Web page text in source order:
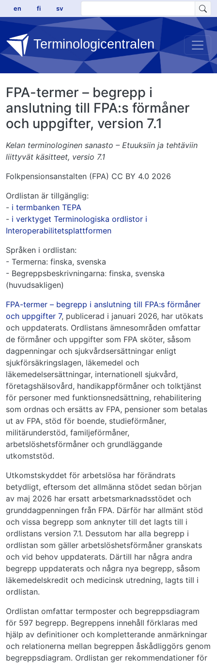
Hoppa till huvudinnehåll
en fi sv
Terminologicentralen
FPA-termer – begrepp i
anslutning till FPA:s förmåner
och uppgifter, version 7.1
Kelan terminologinen sanasto – Etuuksiin ja tehtäviin
liittyvät käsitteet, versio 7.1
Folkpensionsanstalten (FPA) CC BY 4.0 2026
Ordlistan är tillgänglig:
- i termbanken TEPA
- i verktyget Terminologiska ordlistor i
Interoperabilitetsplattformen
Språken i ordlistan:
- Termerna: finska, svenska
- Begreppsbeskrivningarna: finska, svenska
(huvudsakligen)
FPA-termer – begrepp i anslutning till FPA:s förmåner
och uppgifter 7, publicerad i januari 2026, har utökats
och uppdaterats. Ordlistans ämnesområden omfattar
de förmåner och uppgifter som FPA sköter, såsom
dagpenningar och sjukvårdsersättningar enligt
sjukförsäkringslagen, läkemedel och
läkemedelsersättningar, internationell sjukvård,
företagshälsovård, handikappförmåner och tolktjänst
för personer med funktionsnedsättning, rehabilitering
som ordnas och ersätts av FPA, pensioner som betalas
ut av FPA, stöd för boende, studieförmåner,
militärunderstöd, familjeförmåner,
arbetslöshetsförmåner och grundläggande
utkomststöd.
Utkomstskyddet för arbetslösa har förändrats
betydligt, eftersom det allmänna stödet sedan början
av maj 2026 har ersatt arbetsmarknadsstödet och
grunddagpenningen från FPA. Därför har allmänt stöd
och vissa begrepp som anknyter till det lagts till i
ordlistans version 7.1. Dessutom har alla begrepp i
ordlistan som gäller arbetslöshetsförmåner granskats
och vid behov uppdaterats. Därtill har några andra
begrepp uppdaterats och några nya begrepp, såsom
läkemedelskredit och medicinsk utredning, lagts till i
ordlistan.
Ordlistan omfattar termposter och begreppsdiagram
för 597 begrepp. Begreppens innehåll förklaras med
hjälp av definitioner och kompletterande anmärkningar
och relationerna mellan begreppen åskådliggörs genom
begreppsdiagram. Ordlistan ger rekommendationer för